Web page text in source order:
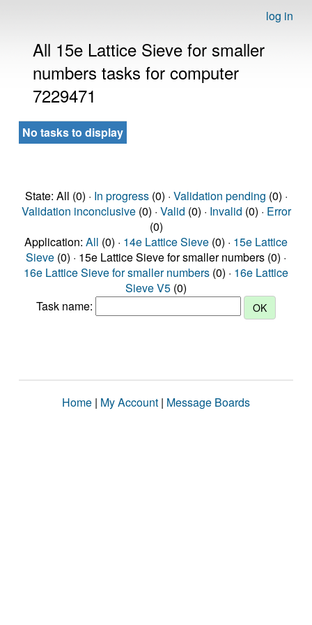
log in
All 15e Lattice Sieve for smaller
numbers tasks for computer
7229471
No tasks to display
State: All (0) · In progress(0) · Validation pending (0) ·
Validation inconclusive(0) · Valid (0) · Invalid (0) · Error
(0)
Application: All (0) · 14e Lattice Sieve (0) · 15e Lattice
Sieve (0) · 15e Lattice Sieve for smaller numbers (0) ·
16e Lattice Sieve for smaller numbers (0) · 16e Lattice
Sieve V5 (0)
Task name:
Home | My Account | Message Boards